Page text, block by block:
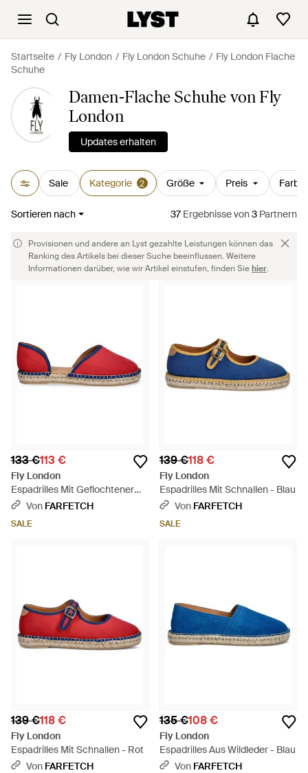
Startseite Fly London Fly London Schuhe
Fly London Flache
Schuhe
Damen-Flache Schuhe von Fly
London
Updates erhalten
Sale Kategorie 2 Größe Preis Farbe
Sortieren nach 37Ergebnissevon3 Partnern
Provisionen und andere an Lyst gezahlte Leistungen können das
Ranking des Artikels bei dieser Suche beeinflussen. Weitere
Informationen darüber, wie wir Artikel einstufen, finden Siehier.
133 €113 €
Fly London
Espadrilles Mit Geflochtener
Sohle - Rot
Von FARFETCH
SALE
139 €118 €
Fly London
Espadrilles Mit Schnallen - Blau
Von FARFETCH
SALE
139 €118 €
Fly London
Espadrilles Mit Schnallen - Rot
Von FARFETCH
135 €108 €
Fly London
Espadrilles Aus Wildleder - Blau
Von FARFETCH